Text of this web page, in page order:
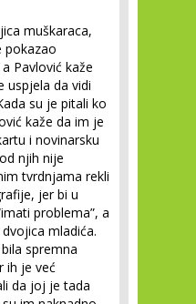
muškaraca,
pokazao
Pavlović kaže
uspjela da vidi
su je pitali ko
kaže da im je
i novinarsku
njih nije
tvrdnjama rekli
jer bi u
problema”, a
mladića.
spremna
ih je već
da joj je tada